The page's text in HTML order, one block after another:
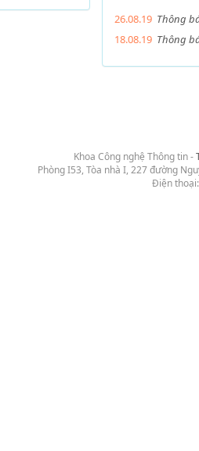
26.08.19 Thông
18.08.19 Thông
Khoa Công nghệ Thông tin -
Phòng I53, Tòa nhà I, 227 đường
Điện